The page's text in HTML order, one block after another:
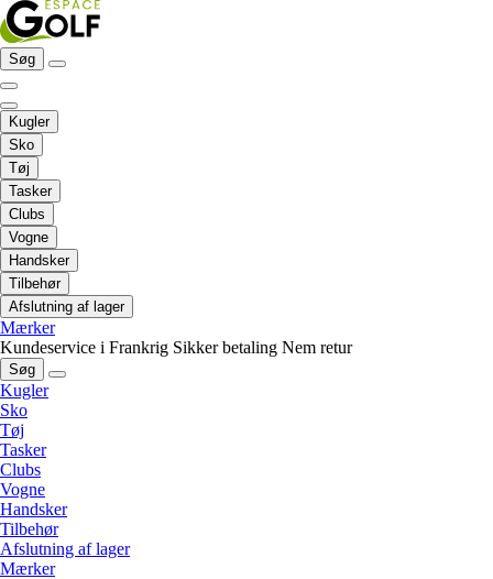
Søg
Kugler
Sko
Tøj
Tasker
Clubs
Vogne
Handsker
Tilbehør
Afslutning af lager
Mærker
Kundeservice i Frankrig Sikker betaling Nem retur
Søg
Kugler
Sko
Tøj
Tasker
Clubs
Vogne
Handsker
Tilbehør
Afslutning af lager
Mærker